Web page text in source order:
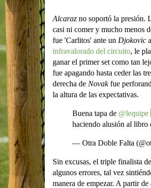
Alcarazno soportó la presión.
casi ni comer y mucho menos
fue 'Carlitos' ante un Djokovic
infravalorado del circuito, le
ganar el primer set como tan
fue apagando hasta ceder las
derecha de Novakfue
la altura de las expectativas.
Buena tapa de @lequipe
haciendo alusión al
— Otra Doble Falta
Sin excusas, el triple finalista
algunos errores, tal vez
manera de empezar. A partir